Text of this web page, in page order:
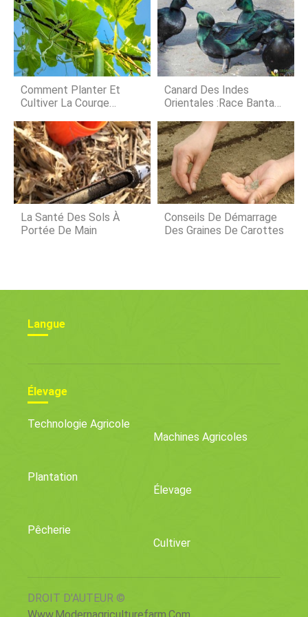
ont une torsion vers lextérieur
comme sils les avaient sortis. Ils ont
des pel
fin, de nombreuses entreprises
choisissent dappliquer des inhibiteurs
de moisissures à leurs magasins
daliments pour animaux avant de les
donner à leur bétail. Que font les
inhibiteurs de moisissures ? Les
inhibiteurs de moisissures sont des
Comment Planter Et
Cultiver La Courge
Canard Des Indes
Orientales :race Bantam
La Santé Des Sols À
Portée De Main
Conseils De Démarrage
Des Graines De Carottes
Langue
Élevage
Technologie Agricole
Machines Agricoles
Plantation
Élevage
Pêcherie
Cultiver
DROIT D'AUTEUR ©